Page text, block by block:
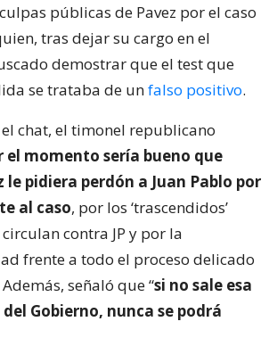
públicas de Pavez por el caso
tras dejar su cargo en el
demostrar que el test que
se trataba de unfalso positivo.
el chat, el timonel republicano
el momento sería bueno que
le pidiera perdón a Juan Pablo por
al caso, por los ‘trascendidos’
contra JP y por la
frente a todo el proceso delicado
señaló que “si no sale esa
Gobierno, nunca se podrá